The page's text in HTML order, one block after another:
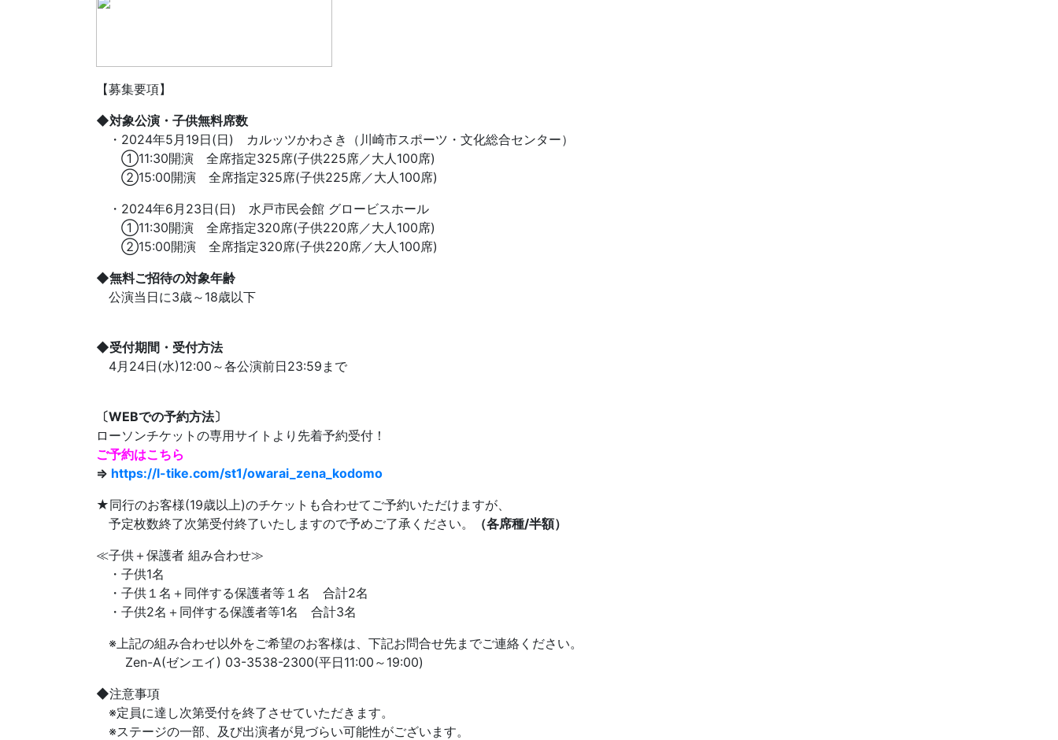
【募集要項】
◆対象公演・子供無料席数
・2024年5月19日(日) カルッツかわさき（川崎市スポーツ・文化総合センター）
①11:30開演 全席指定325席(子供225席／大人100席)
②15:00開演 全席指定325席(子供225席／大人100席)
・2024年6月23日(日) 水戸市民会館 グロービスホール
①11:30開演 全席指定320席(子供220席／大人100席)
②15:00開演 全席指定320席(子供220席／大人100席)
◆無料ご招待の対象年齢
公演当日に3歳～18歳以下
◆受付期間・受付方法
4月24日(水)12:00～各公演前日23:59まで
〔WEBでの予約方法〕
ローソンチケットの専用サイトより先着予約受付！
ご予約はこちら
⇒ https://l-tike.com/st1/owarai_zena_kodomo
★同行のお客様(19歳以上)のチケットも合わせてご予約いただけますが、
予定枚数終了次第受付終了いたしますので予めご了承ください。
（各席種/半額）
≪子供＋保護者 組み合わせ≫
・子供1名
・子供１名＋同伴する保護者等１名 合計2名
・子供2名＋同伴する保護者等1名 合計3名
※上記の組み合わせ以外をご希望のお客様は、下記お問合せ先までご連絡ください。
Zen-A(ゼンエイ) 03-3538-2300(平日11:00～19:00)
◆注意事項
※定員に達し次第受付を終了させていただきます。
※ステージの一部、及び出演者が見づらい可能性がございます。